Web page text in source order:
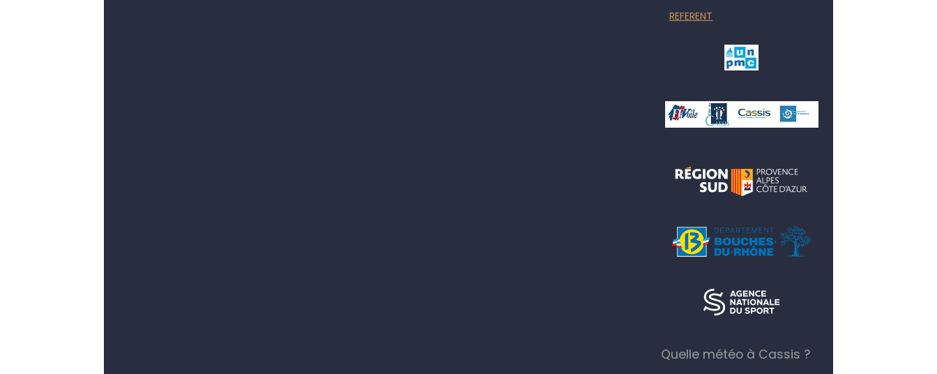
REFERENT
Quelle météo à Cassis ?